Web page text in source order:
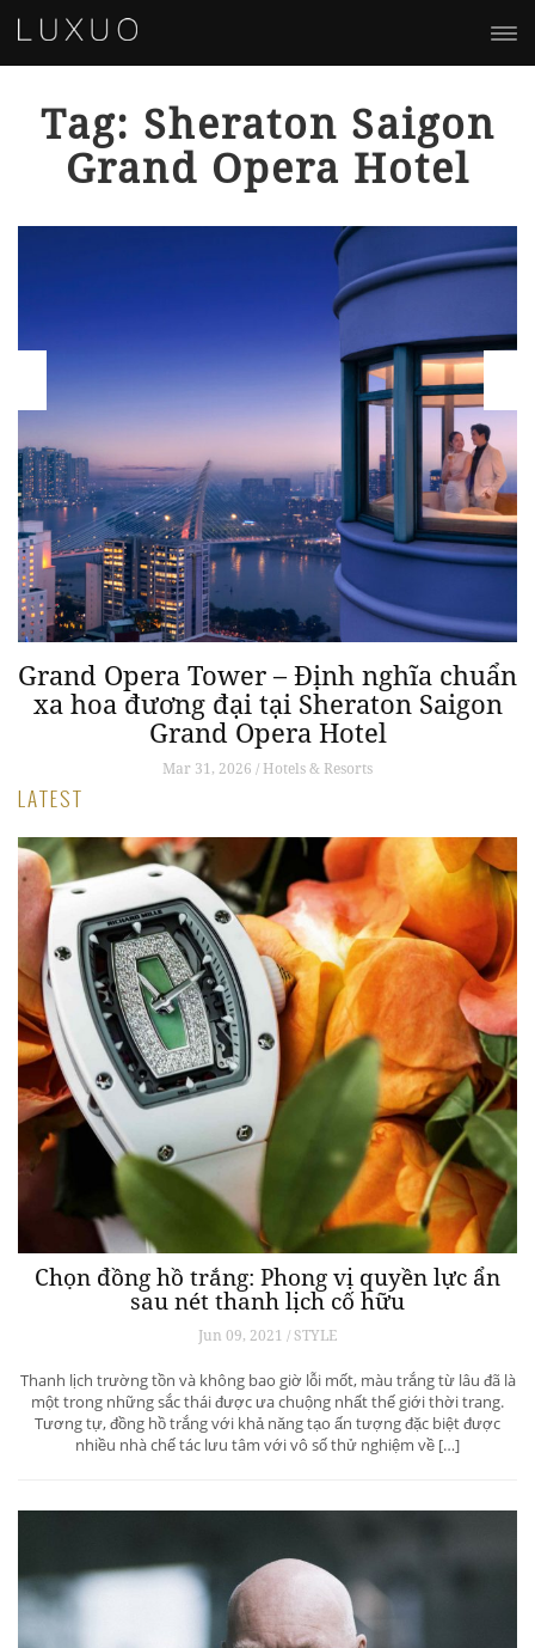
Tag: Sheraton Saigon
Grand Opera Hotel
Grand Opera Tower – Định nghĩa chuẩn
xa hoa đương đại tại Sheraton Saigon
Grand Opera Hotel
Mar 31, 2026 / Hotels & Resorts
LATEST
Chọn đồng hồ trắng: Phong vị quyền lực ẩn
sau nét thanh lịch cố hữu
Jun 09, 2021 / STYLE
Thanh lịch trường tồn và không bao giờ lỗi mốt, màu trắng từ lâu đã là
một trong những sắc thái được ưa chuộng nhất thế giới thời trang.
Tương tự, đồng hồ trắng với khả năng tạo ấn tượng đặc biệt được
nhiều nhà chế tác lưu tâm với vô số thử nghiệm về […]